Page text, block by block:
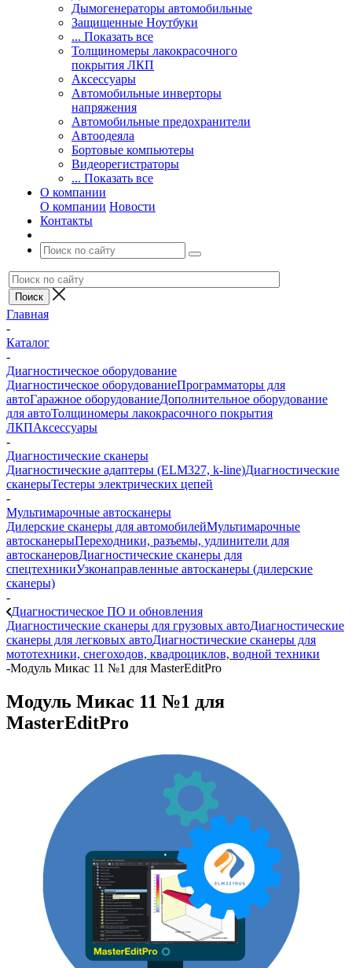
Дымогенераторы автомобильные
Защищенные Ноутбуки
... Показать все
Толщиномеры лакокрасочного
покрытия ЛКП
Аксессуары
Автомобильные инверторы
напряжения
Автомобильные предохранители
Автоодеяла
Бортовые компьютеры
Видеорегистраторы
... Показать все
О компании
О компании Новости
Контакты
Главная
-
Каталог
-
Диагностическое оборудование
Диагностическое оборудованиеПрограмматоры для
автоГаражное оборудованиеДополнительное оборудование
для автоТолщиномеры лакокрасочного покрытия
ЛКПАксессуары
-
Диагностические сканеры
Диагностические адаптеры (ELM327, k-line)Диагностические
сканерыТестеры электрических цепей
-
Мультимарочные автосканеры
Дилерские сканеры для автомобилейМультимарочные
автосканерыПереходники, разъемы, удлинители для
автосканеровДиагностические сканеры для
спецтехникиУзконаправленные автосканеры (дилерские
сканеры)
-
Диагностическое ПО и обновления
Диагностические сканеры для грузовых автоДиагностические
сканеры для легковых автоДиагностические сканеры для
мототехники, снегоходов, квадроциклов, водной техники
-Модуль Микас 11 №1 для MasterEditPro
Модуль Микас 11 №1 для
MasterEditPro